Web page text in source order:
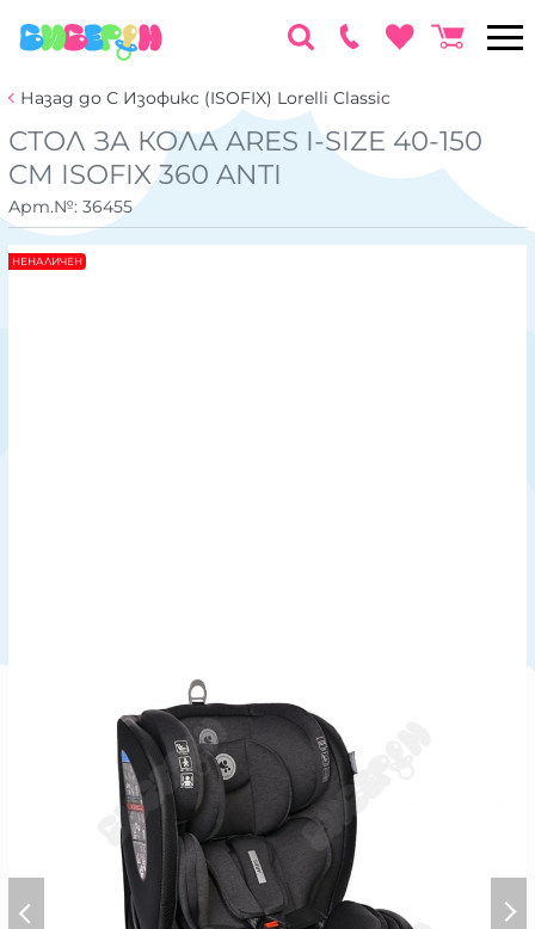
Назад до С Изофикс (ISOFIX) Lorelli Classic
СТОЛ ЗА КОЛА ARES I-SIZE 40-150
CM ISOFIX 360 ANTI
Арт.№: 36455
НЕНАЛИЧЕН